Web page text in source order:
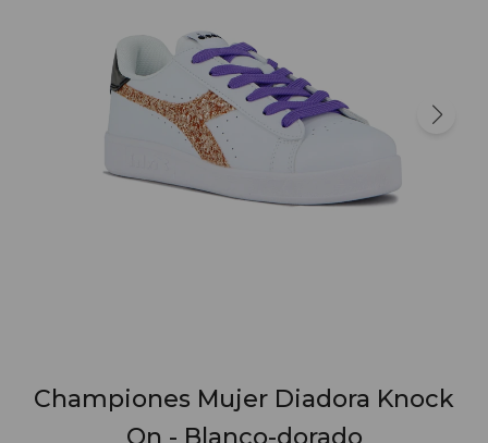
Championes Mujer Diadora Knock
On - Blanco-dorado